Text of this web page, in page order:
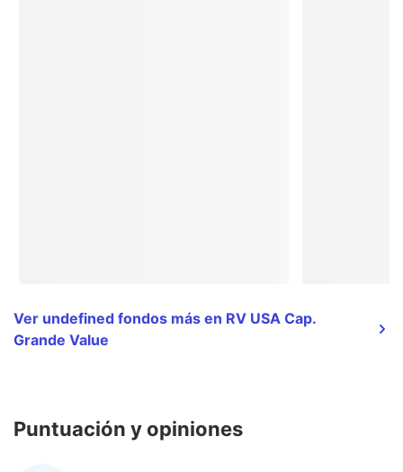
Ver undefined fondos más en RV USA Cap.
Grande Value
Puntuación y opiniones